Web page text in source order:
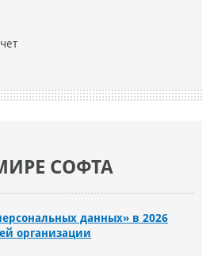
СОФТА
данных» в 2026
организации